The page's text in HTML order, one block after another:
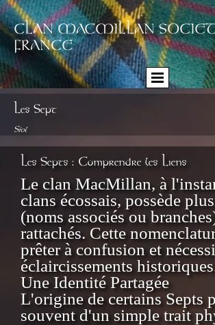
CLAN MACMILLAN
FRANCE
Les Sept
Síol
Les Septs : Comprendre les Liens
Le clan MacMillan, à
clans écossais, possède
(noms associés ou
rattachés. Cette
prêter à confusion et
éclaircissements
Une Identité Partagée
L'origine de certains Septs
souvent d'un simple trait